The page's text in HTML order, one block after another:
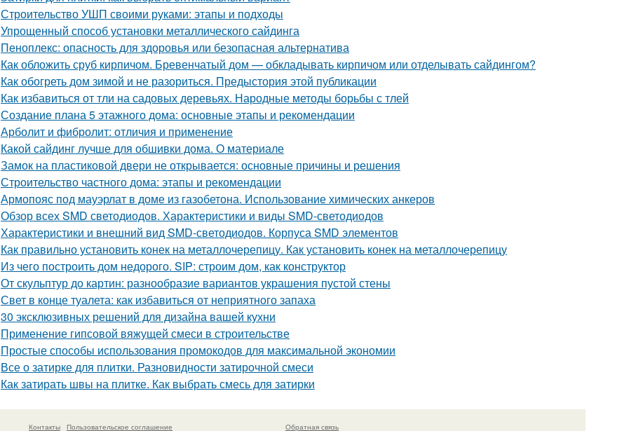
Строительство УШП своими руками: этапы и подходы
Упрощенный способ установки металлического сайдинга
Пеноплекс: опасность для здоровья или безопасная альтернатива
Как обложить сруб кирпичом. Бревенчатый дом — обкладывать кирпичом или отделывать сайдингом?
Как обогреть дом зимой и не разориться. Предыстория этой публикации
Как избавиться от тли на садовых деревьях. Народные методы борьбы с тлей
Создание плана 5 этажного дома: основные этапы и рекомендации
Арболит и фибролит: отличия и применение
Какой сайдинг лучше для обшивки дома. О материале
Замок на пластиковой двери не открывается: основные причины и решения
Строительство частного дома: этапы и рекомендации
Армопояс под мауэрлат в доме из газобетона. Использование химических анкеров
Обзор всех SMD светодиодов. Характеристики и виды SMD-светодиодов
Характеристики и внешний вид SMD-светодиодов. Корпуса SMD элементов
Как правильно установить конек на металлочерепицу. Как установить конек на металлочерепицу
Из чего построить дом недорого. SIP: строим дом, как конструктор
От скульптур до картин: разнообразие вариантов украшения пустой стены
Свет в конце туалета: как избавиться от неприятного запаха
30 эксклюзивных решений для дизайна вашей кухни
Применение гипсовой вяжущей смеси в строительстве
Простые способы использования промокодов для максимальной экономии
Все о затирке для плитки. Разновидности затирочной смеси
Как затирать швы на плитке. Как выбрать смесь для затирки
Контакты Пользовательское соглашение Обратная связь